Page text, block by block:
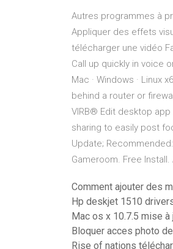
Autres programmes à
Appliquer des effets
télécharger une vidéo
Call up quickly in voice
Mac · Windows · Linux
behind a router or
VIRB® Edit desktop
sharing to easily post
Update;
Gameroom. Free
Comment ajouter des
Hp deskjet 1510
Mac os x 10.7.5 mise à
Bloquer acces photo
Rise of nations